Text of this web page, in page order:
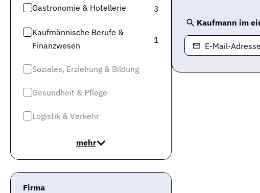
Gastronomie & Hotellerie 3
Kaufmännische Berufe &
Finanzwesen
1
Soziales, Erziehung & Bildung
Gesundheit & Pflege
Logistik & Verkehr
mehr
Firma
Kaufmann im
E-Mail-Adresse